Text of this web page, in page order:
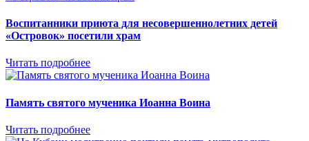
Воспитанники приюта для несовершеннолетних детей
«Островок» посетили храм
Читать подробнее
Память святого мученика Иоанна Воина
Читать подробнее